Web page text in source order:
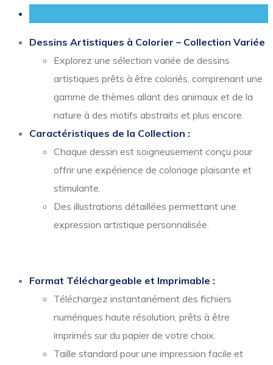
Dessins Artistiques à Colorier – Collection Variée
Explorez une sélection variée de dessins
artistiques prêts à être coloriés, comprenant une
gamme de thèmes allant des animaux et de la
nature à des motifs abstraits et plus encore.
Caractéristiques de la Collection :
Chaque dessin est soigneusement conçu pour
offrir une expérience de coloriage plaisante et
stimulante.
Des illustrations détaillées permettant une
expression artistique personnalisée.
Format Téléchargeable et Imprimable :
Téléchargez instantanément des fichiers
numériques haute résolution, prêts à être
imprimés sur du papier de votre choix.
Taille standard pour une impression facile et